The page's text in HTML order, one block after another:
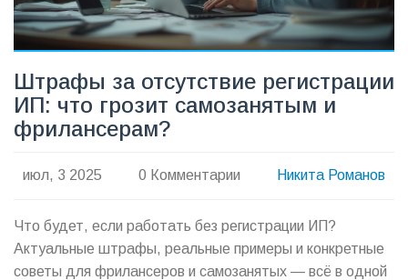
Штрафы за отсутствие регистрации
ИП: что грозит самозанятым и
фрилансерам?
июл, 3 2025 0 Комментарии Никита Романов
Что будет, если работать без регистрации ИП?
Актуальные штрафы, реальные примеры и конкретные
советы для фрилансеров и самозанятых — всё в одной